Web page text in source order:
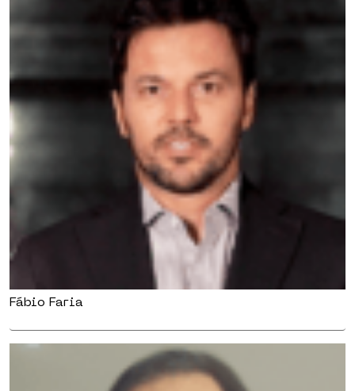
Fábio Faria